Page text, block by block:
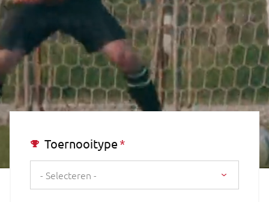
Toernooitype
- Selecteren -